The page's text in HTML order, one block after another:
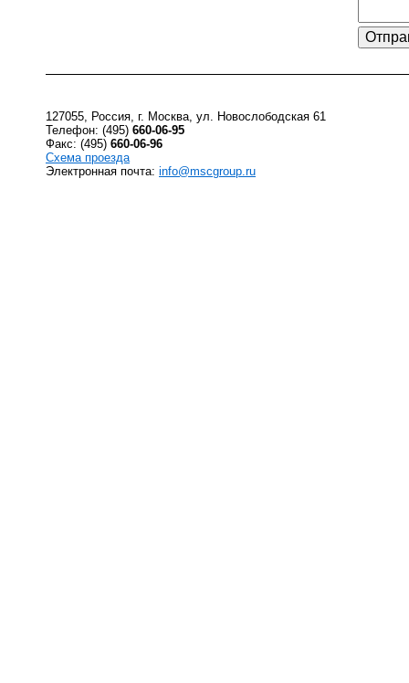
127055, Россия, г. Москва, ул. Новослободская 61
Телефон: (495) 660-06-95
Факс: (495) 660-06-96
Схема проезда
Электронная почта: info@mscgroup.ru